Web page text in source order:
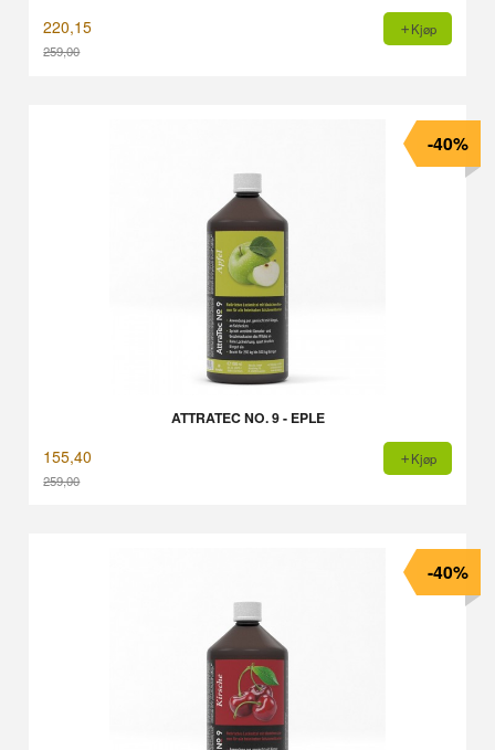
220,15
259,00
Kjøp
ATTRATEC NO. 9 - EPLE
155,40
259,00
-40%
Kjøp
-40%